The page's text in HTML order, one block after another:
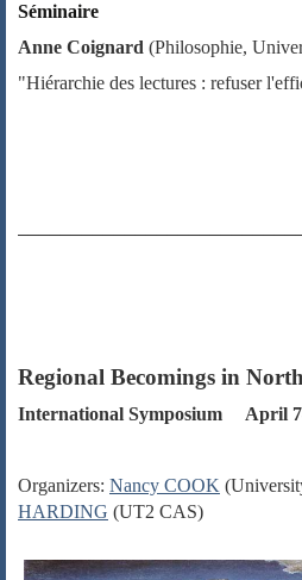
Séminaire
Anne Coignard (Philosophie,
"Hiérarchie des lectures : refuser
Regional Becomings in
International Symposium April
Organizers: Nancy COOK
HARDING (UT2 CAS)